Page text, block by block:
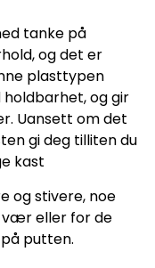
tanke på
og det er
plasttypen
og gir
Uansett om det
gi deg tilliten du
kast
og stivere, noe
vær eller for de
putten.